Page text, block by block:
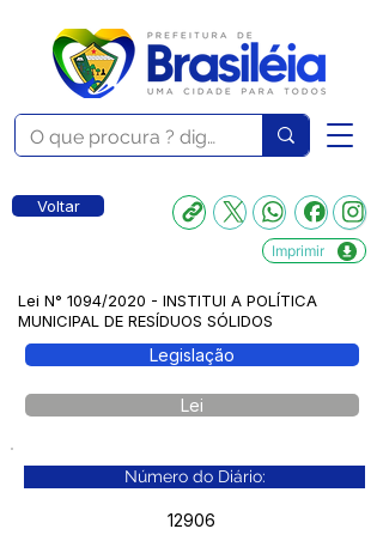
Voltar
Imprimir
Lei N° 1094/2020 - INSTITUI A POLÍTICA
MUNICIPAL DE RESÍDUOS SÓLIDOS
Legislação
Lei
Número do Diário:
12906